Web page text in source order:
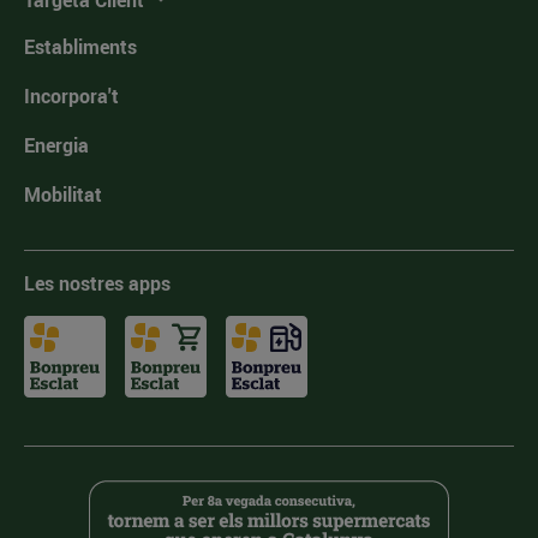
Establiments
Incorpora't
Energia
Mobilitat
Les nostres apps